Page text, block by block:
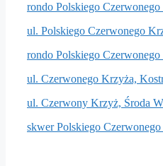
rondo Polskiego
ul. Polskiego Czerwonego
rondo Polskiego
ul. Czerwonego Krzyża,
ul. Czerwony Krzyż, Środa
skwer Polskiego